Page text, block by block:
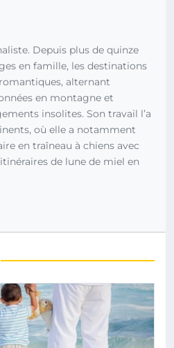
Depuis plus de quinze
en famille, les destinations
alternant
en montagne et
insolites. Son travail l’a
où elle a notamment
en traîneau à chiens avec
de lune de miel en